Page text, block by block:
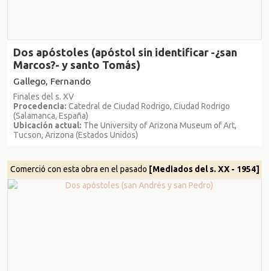
Dos apóstoles (apóstol sin identificar -¿san
Marcos?- y santo Tomás)
Gallego, Fernando
Finales del s. XV
Procedencia: Catedral de Ciudad Rodrigo, Ciudad Rodrigo
(Salamanca, España)
Ubicación actual: The University of Arizona Museum of Art,
Tucson, Arizona (Estados Unidos)
Comerció con esta obra en el pasado [Mediados del s. XX - 1954]